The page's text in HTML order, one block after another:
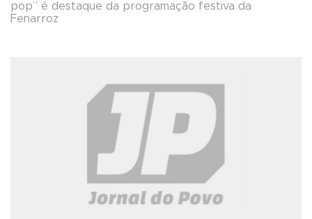
pop” é destaque da programação festiva da
Fenarroz